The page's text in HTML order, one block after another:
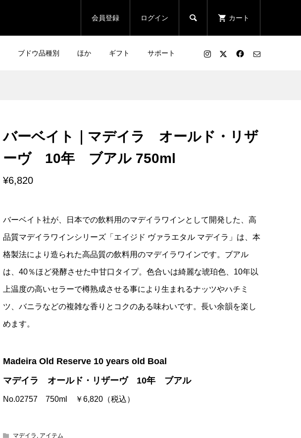
会員登録 ログイン  カート
ブドウ品種別 ほか ギフト サポート
バーベイト｜マデイラ オールド・リザ
ーヴ 10年 ブアル 750ml
¥6,820
バーベイト社が、日本での飲料用のマデイラワインとして開発した、高
品質マデイラワインシリーズ「エイジド ヴァラエタル マデイラ」は、本
格製法により造られた高品質の飲料用のマデイラワインです。ブアル
は、40％ほど発酵させた中甘口タイプ。色合いは綺麗な琥珀色、10年以
上温度の高いセラーで樽熟成させる事により生まれるナッツやハチミ
ツ、バニラなどの複雑な香りとコクのある味わいです。長い余韻を楽し
めます。
Madeira Old Reserve 10 years old Boal
マデイラ オールド・リザーヴ 10年 ブアル
No.02757 750ml ￥6,820（税込）
マデイラ アイテム